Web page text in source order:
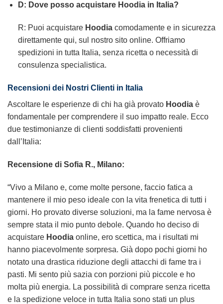
D: Dove posso acquistare Hoodia in Italia?
R: Puoi acquistare Hoodiacomodamente e in sicurezza
direttamente qui, sul nostro sito online. Offriamo
spedizioni in tutta Italia, senza ricetta o necessità di
consulenza specialistica.
Recensioni dei Nostri Clienti in Italia
Ascoltare le esperienze di chi ha già provato Hoodia è
fondamentale per comprendere il suo impatto reale. Ecco
due testimonianze di clienti soddisfatti provenienti
dall’Italia:
Recensione di Sofia R., Milano:
“Vivo a Milano e, come molte persone, faccio fatica a
mantenere il mio peso ideale con la vita frenetica di tutti i
giorni. Ho provato diverse soluzioni, ma la fame nervosa è
sempre stata il mio punto debole. Quando ho deciso di
acquistare Hoodia online, ero scettica, ma i risultati mi
hanno piacevolmente sorpresa. Già dopo pochi giorni ho
notato una drastica riduzione degli attacchi di fame tra i
pasti. Mi sento più sazia con porzioni più piccole e ho
molta più energia. La possibilità di comprare senza ricetta
e la spedizione veloce in tutta Italia sono stati un plus